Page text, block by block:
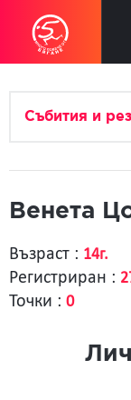
Събития и
Венета
Възраст : 14г.
Регистриран :
Точки : 0